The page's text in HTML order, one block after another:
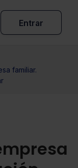
Entrar
familiar.